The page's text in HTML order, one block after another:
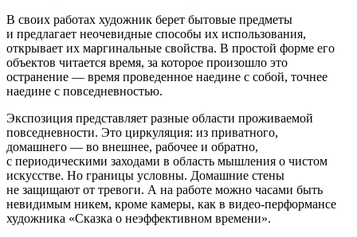
В своих работах художник берет бытовые предметы
и предлагает неочевидные способы их использования,
открывает их маргинальные свойства. В простой форме его
объектов читается время, за которое произошло это
остранение — время проведенное наедине с собой, точнее
наедине с повседневностью.
Экспозиция представляет разные области проживаемой
повседневности. Это циркуляция: из приватного,
домашнего — во внешнее, рабочее и обратно,
с периодическими заходами в область мышления о чистом
искусстве. Но границы условны. Домашние стены
не защищают от тревоги. А на работе можно часами быть
невидимым никем, кроме камеры, как в видео-перформансе
художника «Сказка о неэффективном времени».